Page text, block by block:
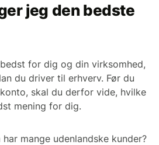
jeg den bedste
for dig og din virksomhed,
du driver til erhverv. Før du
skal du derfor vide, hvilke
mening for dig.
mange udenlandske kunder?